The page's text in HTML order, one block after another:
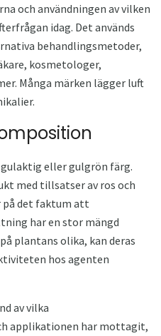
och användningen av vilken
idag. Det används
behandlingsmetoder,
kosmetologer,
Många märken lägger luft
eller gulgrön färg.
med tillsatser av ros och
på det faktum att
har en stor mängd
plantans olika, kan deras
hos agenten
av vilka
applikationen har mottagit,